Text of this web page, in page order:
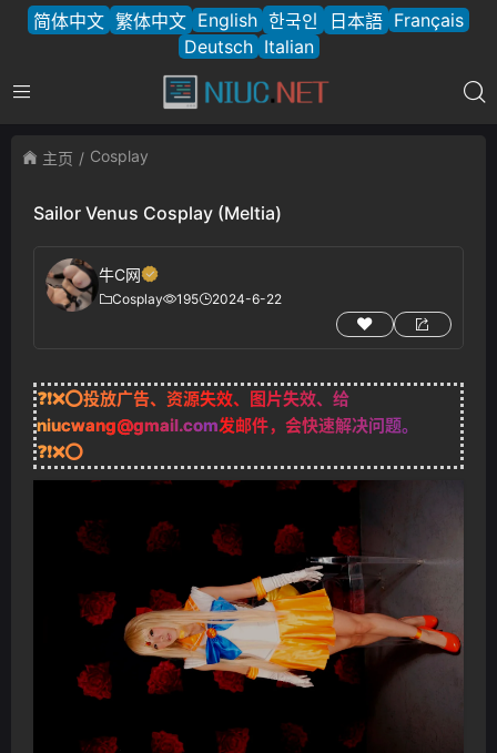
简体中文 繁体中文 English 한국인 日本語 Français
Deutsch Italian
主页 Cosplay
Sailor Venus Cosplay (Meltia)
牛C网
Cosplay 195 2024-6-22
❓❗❌⭕投放广告、资源失效、图片失效、给
niucwang@gmail.com发邮件，会快速解决问题。
❓❗❌⭕